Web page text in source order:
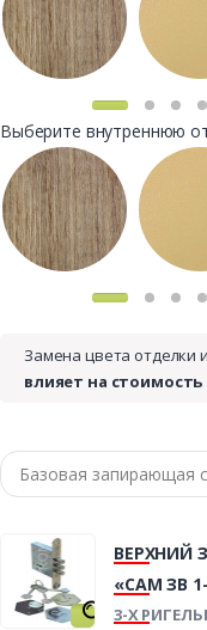
Выберите внутреннюю
Замена цвета отделки
влияет на
ВЕРХНИЙ
«САМ ЗВ
3-Х